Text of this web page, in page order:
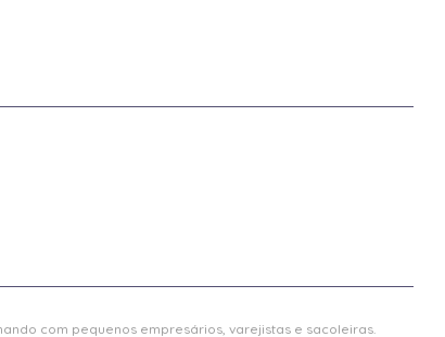
com pequenos empresários, varejistas e sacoleiras.